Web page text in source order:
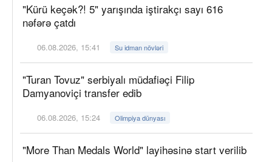
"Kürü keçək?! 5" yarışında iştirakçı sayı 616
nəfərə çatdı
06.08.2026, 15:41 Su idman növləri
"Turan Tovuz" serbiyalı müdafiəçi Filip
Damyanoviçi transfer edib
06.08.2026, 15:24 Olimpiya dünyası
"More Than Medals World" layihəsinə start verilib